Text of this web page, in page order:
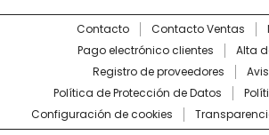
Contacto Contacto Ventas
Pago electrónico clientes
Alta
Registro de proveedores
Política de Protección de Datos
Configuración de cookies